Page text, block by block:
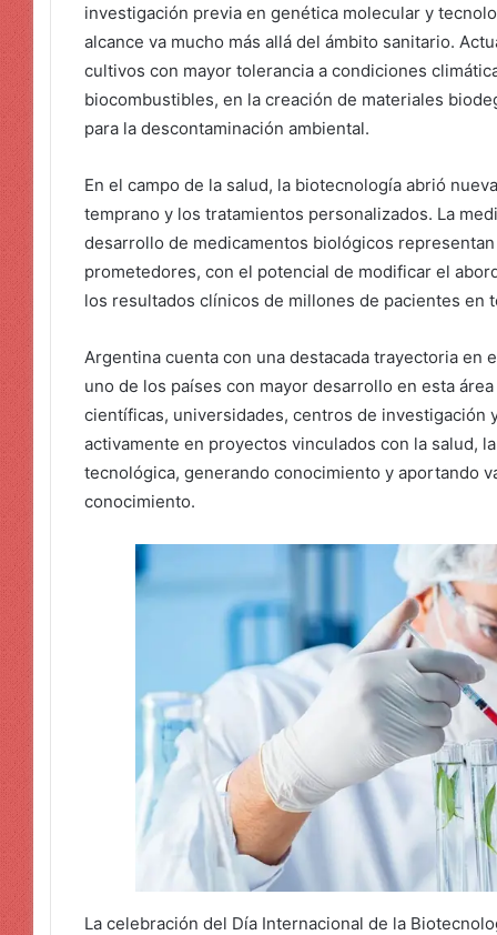
investigación previa en genética molecular y
alcance va mucho más allá del ámbito sanitario.
cultivos con mayor tolerancia a condiciones
biocombustibles, en la creación de materiales
para la descontaminación ambiental.
En el campo de la salud, la biotecnología abrió
temprano y los tratamientos personalizados. La
desarrollo de medicamentos biológicos
prometedores, con el potencial de modificar el
los resultados clínicos de millones de pacientes en
Argentina cuenta con una destacada trayectoria
uno de los países con mayor desarrollo en esta
científicas, universidades, centros de investigación
activamente en proyectos vinculados con la salud,
tecnológica, generando conocimiento y aportando
conocimiento.
La celebración del Día Internacional de la